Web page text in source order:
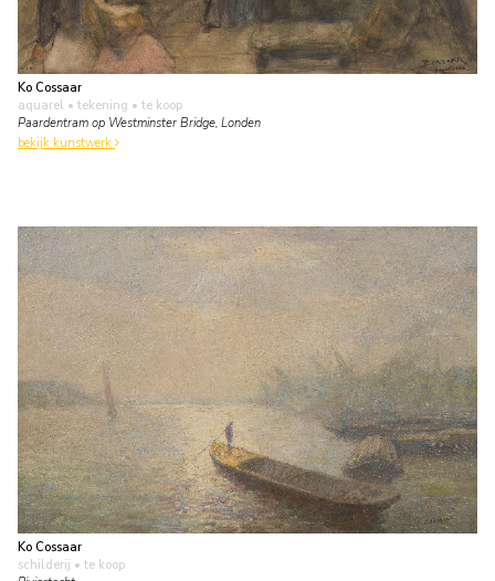
Ko Cossaar
aquarel • tekening • te koop
Paardentram op Westminster Bridge, Londen
bekijk kunstwerk
Ko Cossaar
schilderij • te koop